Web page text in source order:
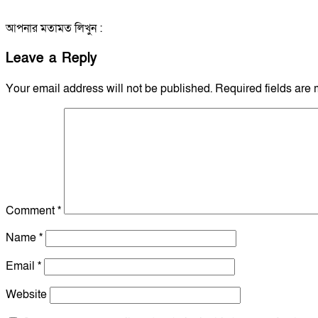
আপনার মতামত লিখুন :
Leave a Reply
Your email address will not be published. Required fields are
Comment*
Name*
Email *
Website